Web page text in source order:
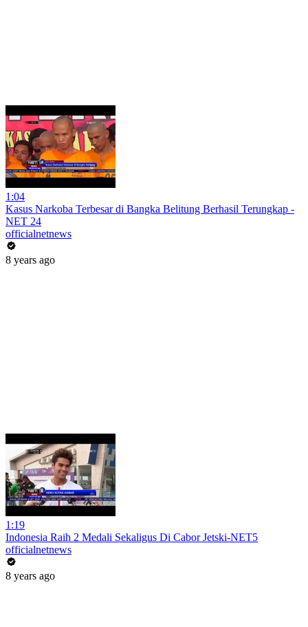
1:04
Kasus Narkoba Terbesar di Bangka Belitung Berhasil Terungkap -
NET 24
officialnetnews
8 years ago
1:19
Indonesia Raih 2 Medali Sekaligus Di Cabor Jetski-NET5
officialnetnews
8 years ago